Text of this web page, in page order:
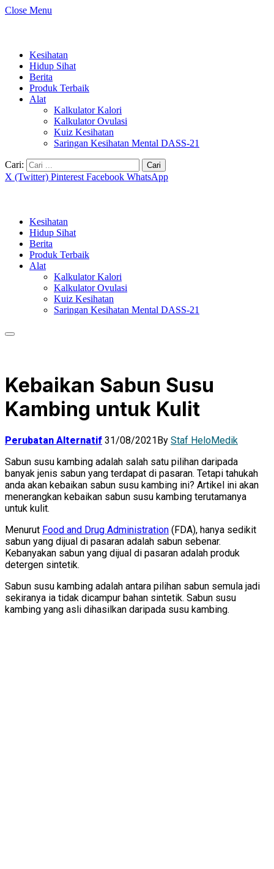
Close Menu
Kesihatan
Hidup Sihat
Berita
Produk Terbaik
Alat
Kalkulator Kalori
Kalkulator Ovulasi
Kuiz Kesihatan
Saringan Kesihatan Mental DASS-21
Cari:
X (Twitter) Pinterest Facebook WhatsApp
Kesihatan
Hidup Sihat
Berita
Produk Terbaik
Alat
Kalkulator Kalori
Kalkulator Ovulasi
Kuiz Kesihatan
Saringan Kesihatan Mental DASS-21
Kebaikan Sabun Susu
Kambing untuk Kulit
Perubatan Alternatif 31/08/2021By Staf HeloMedik
Sabun susu kambing adalah salah satu pilihan daripada
banyak jenis sabun yang terdapat di pasaran. Tetapi tahukah
anda akan kebaikan sabun susu kambing ini? Artikel ini akan
menerangkan kebaikan sabun susu kambing terutamanya
untuk kulit.
Menurut Food and Drug Administration (FDA), hanya sedikit
sabun yang dijual di pasaran adalah sabun sebenar.
Kebanyakan sabun yang dijual di pasaran adalah produk
detergen sintetik.
Sabun susu kambing adalah antara pilihan sabun semula jadi
sekiranya ia tidak dicampur bahan sintetik. Sabun susu
kambing yang asli dihasilkan daripada susu kambing.